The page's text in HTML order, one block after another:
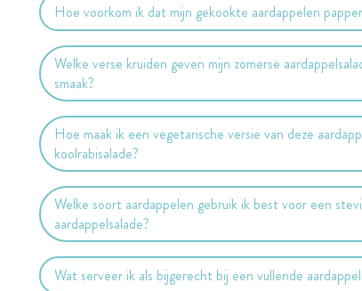
Hoe voorkom ik dat mijn gekookte aardappelen
Welke verse kruiden geven mijn zomerse
smaak?
Hoe maak ik een vegetarische versie van deze
koolrabisalade?
Welke soort aardappelen gebruik ik best voor een
aardappelsalade?
Wat serveer ik als bijgerecht bij een vullende